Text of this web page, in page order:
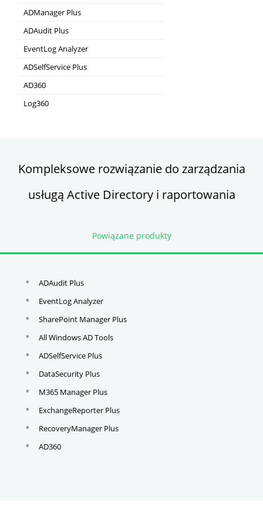
ADManager Plus
Zarządzanie Active Directory & Raportowanie
ADAudit Plus
Audyt Active Directory w czasie rzeczywistym i
UBA
EventLog Analyzer
Analiza logów w czasie rzeczywistym &
Raportowanie
ADSelfService Plus
AD360
dostępem
Log360
Kompleksowe rozwiązanie do zarządzania
usługą Active Directory i raportowania
Powiązane produkty
ADAudit Plus
EventLog Analyzer
SharePoint Manager Plus
All Windows AD Tools
ADSelfService Plus
DataSecurity Plus
M365 Manager Plus
ExchangeReporter Plus
RecoveryManager Plus
AD360